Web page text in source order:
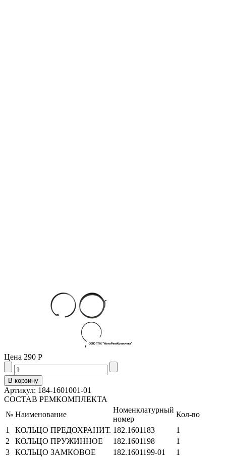
Цена 290 Р
Артикул: 184-1601001-01
СОСТАВ РЕМКОМПЛЕКТА
№ Наименование
Номенклатурный
номер
Кол-во
1
КОЛЬЦО ПРЕДОХРАНИТ. 182.1601183
1
2
КОЛЬЦО ПРУЖИННОЕ 182.1601198
1
3
КОЛЬЦО ЗАМКОВОЕ 182.1601199-01 1